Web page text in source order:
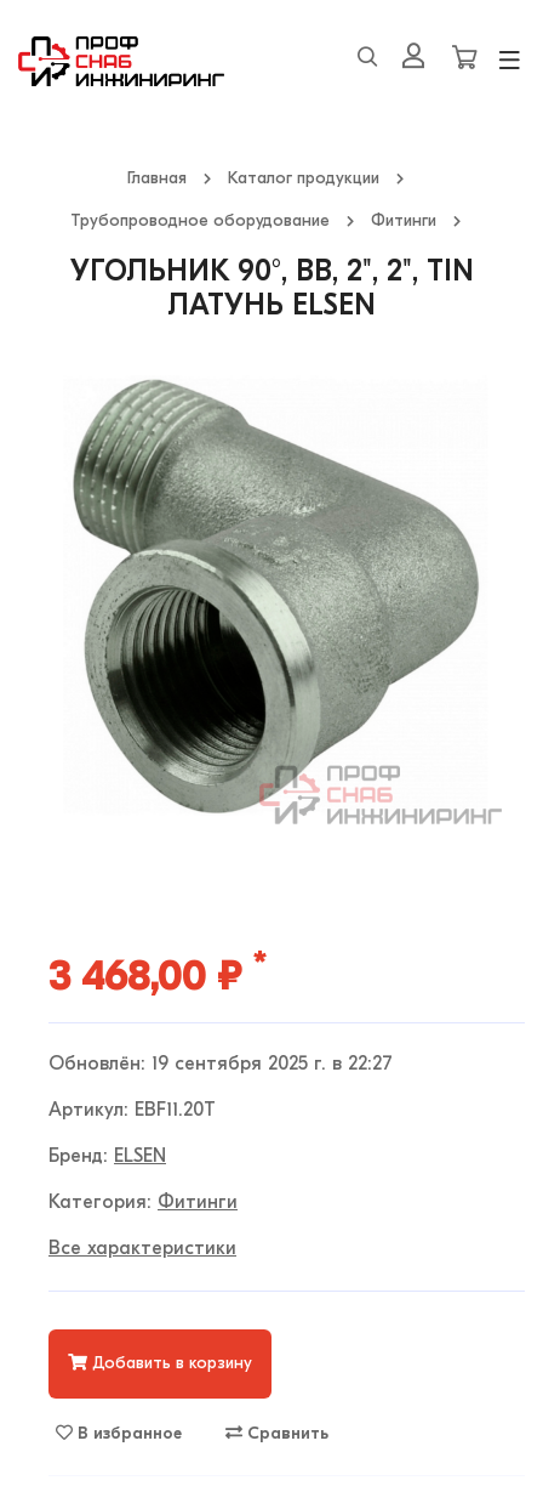
Главная Каталог продукции
Трубопроводное оборудование Фитинги
УГОЛЬНИК 90°, ВВ, 2", 2", TIN
ЛАТУНЬ ELSEN
3 468,00 ₽ *
Обновлён: 19 сентября 2025 г. в 22:27
Артикул: EBF11.20T
Бренд: ELSEN
Категория: Фитинги
Все характеристики
Добавить в корзину
В избранное Сравнить